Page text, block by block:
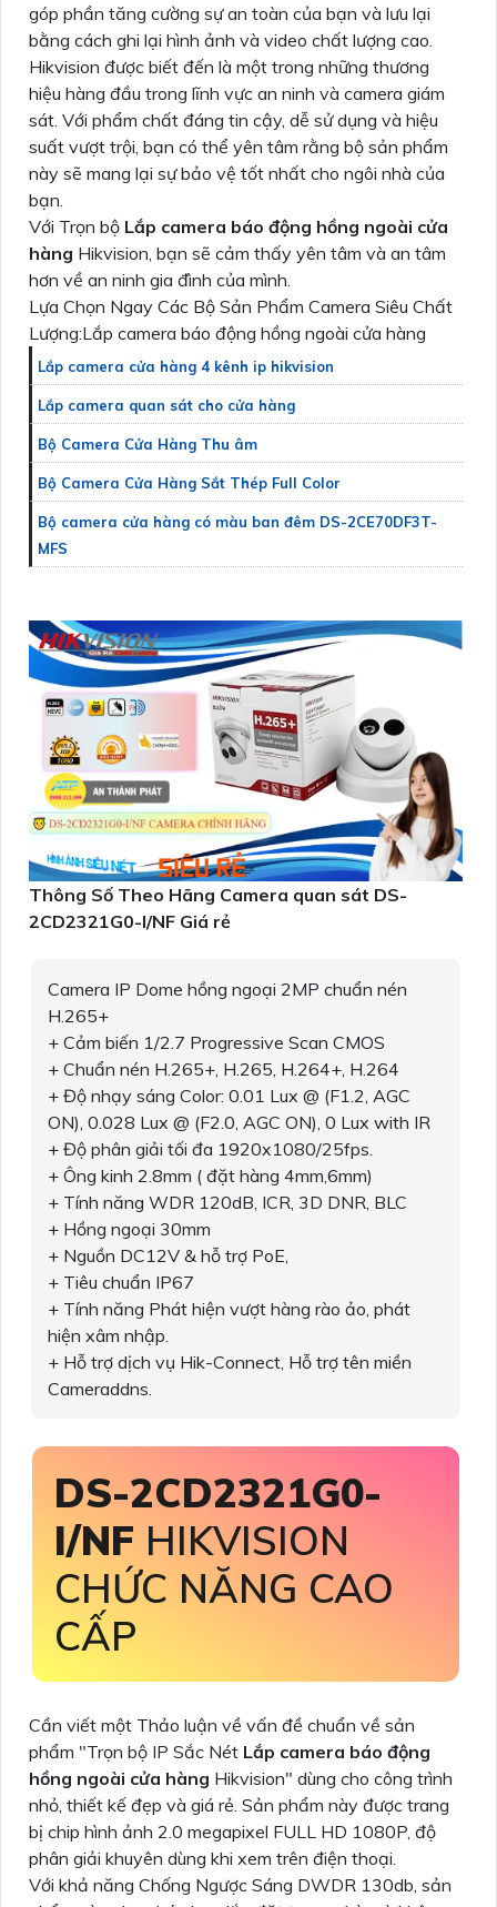
góp phần tăng cường sự an toàn của bạn và lưu lại
bằng cách ghi lại hình ảnh và video chất lượng cao.
Hikvision được biết đến là một trong những thương
hiệu hàng đầu trong lĩnh vực an ninh và camera giám
sát. Với phẩm chất đáng tin cậy, dễ sử dụng và hiệu
suất vượt trội, bạn có thể yên tâm rằng bộ sản phẩm
này sẽ mang lại sự bảo vệ tốt nhất cho ngôi nhà của
bạn.
Với Trọn bộ Lắp camera báo động hồng ngoài cửa
hàng Hikvision, bạn sẽ cảm thấy yên tâm và an tâm
hơn về an ninh gia đình của mình.
Lựa Chọn Ngay Các Bộ Sản Phẩm Camera Siêu Chất
Lượng:Lắp camera báo động hồng ngoài cửa hàng
Lắp camera cửa hàng 4 kênh ip hikvision
Lắp camera quan sát cho cửa hàng
Bộ Camera Cửa Hàng Thu âm
Bộ Camera Cửa Hàng Sắt Thép Full Color
Bộ camera cửa hàng có màu ban đêm DS-2CE70DF3T-
MFS
Thông Số Theo Hãng Camera quan sát DS-
2CD2321G0-I/NF Giá rẻ
Camera IP Dome hồng ngoại 2MP chuẩn nén
H.265+
+ Cảm biến 1/2.7 Progressive Scan CMOS
+ Chuẩn nén H.265+, H.265, H.264+, H.264
+ Độ nhạy sáng Color: 0.01 Lux @ (F1.2, AGC
ON), 0.028 Lux @ (F2.0, AGC ON), 0 Lux with IR
+ Độ phân giải tối đa 1920x1080/25fps.
+ Ông kinh 2.8mm ( đặt hàng 4mm,6mm)
+ Tính năng WDR 120dB, ICR, 3D DNR, BLC
+ Hồng ngoại 30mm
+ Nguồn DC12V & hỗ trợ PoE,
+ Tiêu chuẩn IP67
+ Tính năng Phát hiện vượt hàng rào ảo, phát
hiện xâm nhập.
+ Hỗ trợ dịch vụ Hik-Connect, Hỗ trợ tên miền
Cameraddns.
DS-2CD2321G0-
I/NF HIKVISION
CHỨC NĂNG CAO
CẤP
Cần viết một Thảo luận về vấn đề chuẩn về sản
phẩm "Trọn bộ IP Sắc Nét Lắp camera báo động
hồng ngoài cửa hàng Hikvision" dùng cho công trình
nhỏ, thiết kế đẹp và giá rẻ. Sản phẩm này được trang
bị chip hình ảnh 2.0 megapixel FULL HD 1080P, độ
phân giải khuyên dùng khi xem trên điện thoại.
Với khả năng Chống Ngược Sáng DWDR 130db, sản